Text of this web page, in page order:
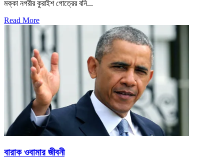
মক্কা নগরীর কুরাইশ গোত্রের বনি...
Read More
বারাক ওবামার জীবনী